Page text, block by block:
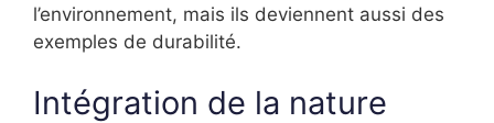
l’environnement, mais ils deviennent aussi des
exemples de durabilité.
Intégration de la nature